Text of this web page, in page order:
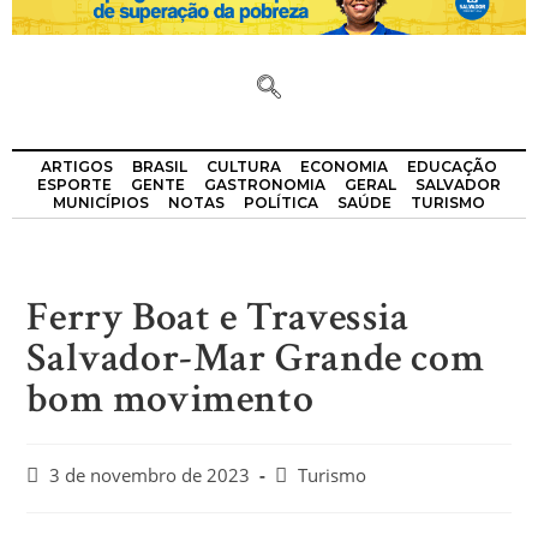
ARTIGOS BRASIL CULTURA ECONOMIA
EDUCAÇÃO
ESPORTE
GENTE GASTRONOMIA GERAL
SALVADOR
MUNICÍPIOS
NOTAS POLÍTICA SAÚDE TURISMO
Ferry Boat e Travessia
Salvador-Mar Grande com
bom movimento
3 de novembro de 2023 Turismo